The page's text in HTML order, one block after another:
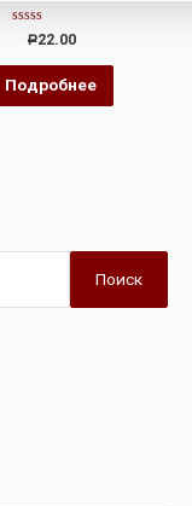
Оценка
из
5
Р22.00
Подробнее
Поиск